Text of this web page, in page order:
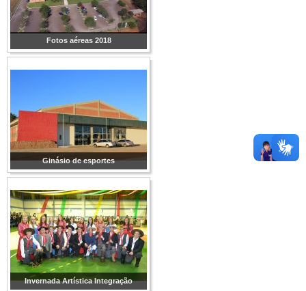
Fotos aéreas 2018
Ginásio de esportes
Invernada Artística Integração